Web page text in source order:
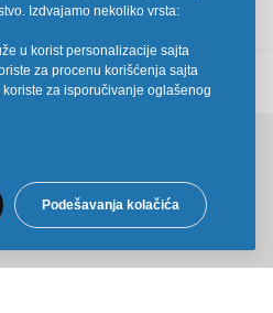
Izdvajamo nekoliko vrsta:
u korist personalizacije sajta
za procenu korišćenja sajta
za isporučivanje oglašenog
Podešavanja kolačića